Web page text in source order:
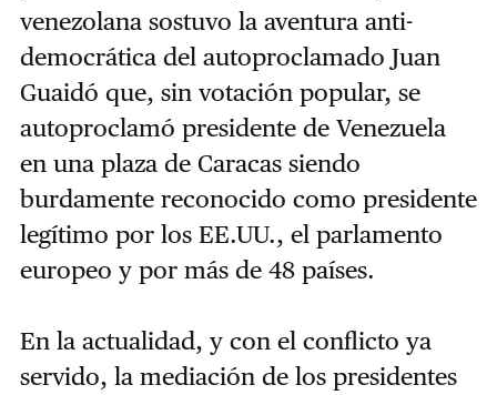
venezolana sostuvo la aventura anti-
democrática del autoproclamado Juan
Guaidó que, sin votación popular, se
autoproclamó presidente de Venezuela
en una plaza de Caracas siendo
burdamente reconocido como presidente
legítimo por los EE.UU., el parlamento
europeo y por más de 48 países.
En la actualidad, y con el conflicto ya
servido, la mediación de los presidentes